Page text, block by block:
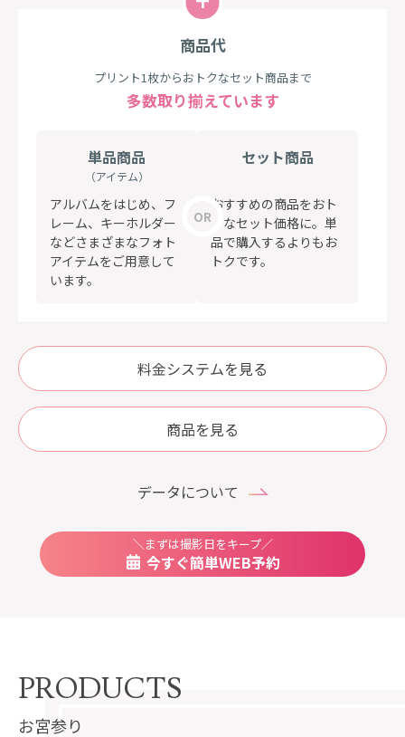
商品代
プリント1枚からおトクなセット商品まで
多数取り揃えています
単品商品
（アイテム）
アルバムをはじめ、フ
レーム、キーホルダー
などさまざまなフォト
アイテムをご用意して
います。
セット商品
おすすめの商品をおト
クなセット価格に。単
品で購入するよりもお
トクです。
料金システムを見る
商品を見る
データについて
＼まずは撮影日をキープ／
今すぐ簡単WEB予約
PRODUCTS
お宮参り